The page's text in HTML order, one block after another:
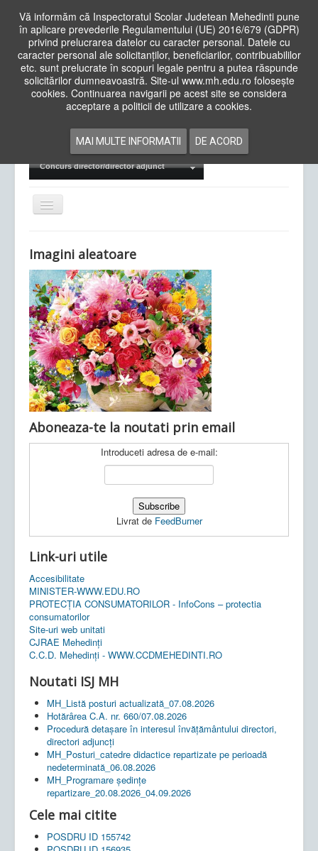
Vă informăm că Inspectoratul Scolar Judetean Mehedinti pune
în aplicare prevederile Regulamentului (UE) 2016/679 (GDPR)
privind prelucrarea datelor cu caracter personal. Datele cu
caracter personal ale solicitanților, beneficiarilor, contribuabililor
etc. sunt prelucrate în scopuri legale pentru a putea răspunde
solicitărilor dumneavoastră. Site-ul www.mh.edu.ro folosește
cookies. Continuarea navigarii pe acest site se considera
acceptare a politicii de utilizare a cookies.
MAI MULTE INFORMATII DE ACORD
Cauta
in
siteAcasa Cadre Didactice
Examene Naționale
Concurs director/director adjunct
Comută
navigarea
Ultimele articole: Vi, 04.11.2022 -Inspectoratul Școlar
Județean Mehedinți
Imagini aleatoare
Aboneaza-te la noutati prin email
Introduceti adresa de e-mail:
Livrat de FeedBurner
Link-uri utile
Accesibilitate
MINISTER-WWW.EDU.RO
PROTECȚIA CONSUMATORILOR - InfoCons – protectia
consumatorilor
Site-uri web unitati
CJRAE Mehedinți
C.C.D. Mehedinţi - WWW.CCDMEHEDINTI.RO
Noutati ISJ MH
MH_Listă posturi actualizată_07.08.2026
Hotărârea C.A. nr. 660/07.08.2026
Procedură detașare în interesul învățământului directori,
directori adjuncți
MH_Posturi_catedre didactice repartizate pe perioadă
nedeterminată_06.08.2026
MH_Programare ședințe
repartizare_20.08.2026_04.09.2026
Cele mai citite
POSDRU ID 155742